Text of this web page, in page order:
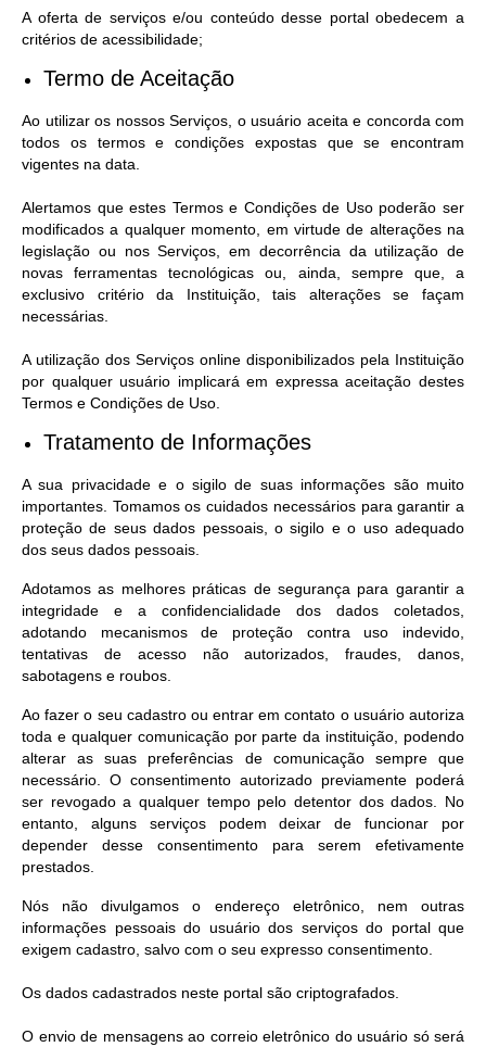
A oferta de serviços e/ou conteúdo desse portal obedecem a
critérios de acessibilidade;
Termo de Aceitação
Ao utilizar os nossos Serviços, o usuário aceita e concorda com
todos os termos e condições expostas que se encontram
vigentes na data.
Alertamos que estes Termos e Condições de Uso poderão ser
modificados a qualquer momento, em virtude de alterações na
legislação ou nos Serviços, em decorrência da utilização de
novas ferramentas tecnológicas ou, ainda, sempre que, a
exclusivo critério da Instituição, tais alterações se façam
necessárias.
A utilização dos Serviços online disponibilizados pela Instituição
por qualquer usuário implicará em expressa aceitação destes
Termos e Condições de Uso.
Tratamento de Informações
A sua privacidade e o sigilo de suas informações são muito
importantes. Tomamos os cuidados necessários para garantir a
proteção de seus dados pessoais, o sigilo e o uso adequado
dos seus dados pessoais.
Adotamos as melhores práticas de segurança para garantir a
integridade e a confidencialidade dos dados coletados,
adotando mecanismos de proteção contra uso indevido,
tentativas de acesso não autorizados, fraudes, danos,
sabotagens e roubos.
Ao fazer o seu cadastro ou entrar em contato o usuário autoriza
toda e qualquer comunicação por parte da instituição, podendo
alterar as suas preferências de comunicação sempre que
necessário. O consentimento autorizado previamente poderá
ser revogado a qualquer tempo pelo detentor dos dados. No
entanto, alguns serviços podem deixar de funcionar por
depender desse consentimento para serem efetivamente
prestados.
Nós não divulgamos o endereço eletrônico, nem outras
informações pessoais do usuário dos serviços do portal que
exigem cadastro, salvo com o seu expresso consentimento.
Os dados cadastrados neste portal são criptografados.
O envio de mensagens ao correio eletrônico do usuário só será